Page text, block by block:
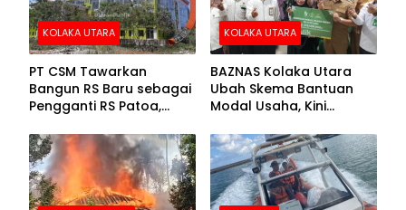
KOLAKA UTARA
PT CSM Tawarkan
Bangun RS Baru sebagai
Pengganti RS Patoa,
Kolut
KOLAKA UTARA
BAZNAS Kolaka Utara
Ubah Skema Bantuan
Modal Usaha, Kini
Barang Senilai Rp419,5
Juta